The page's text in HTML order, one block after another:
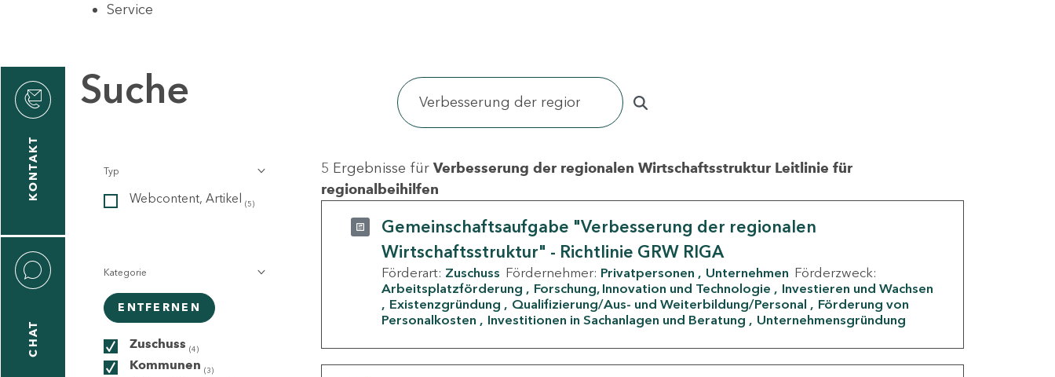
Service
KONTAKT
CHAT
Suche
Typ
Webcontent, Artikel (5)
Kategorie
ENTFERNEN
Zuschuss (4)
Kommunen (3)
5 Ergebnisse für Verbesserung der regionalen Wirtschaftsstruktur Leitlinie für
regionalbeihilfen
Gemeinschaftsaufgabe "Verbesserung der regionalen
Wirtschaftsstruktur" - Richtlinie GRW RIGA
Förderart: Zuschuss Fördernehmer: Privatpersonen Unternehmen Förderzweck:
Arbeitsplatzförderung
Forschung, Innovation und Technologie
Investieren und Wachsen
Existenzgründung
Qualifizierung/Aus- und Weiterbildung/Personal
Förderung von
Personalkosten
Investitionen in Sachanlagen und Beratung Unternehmensgründung